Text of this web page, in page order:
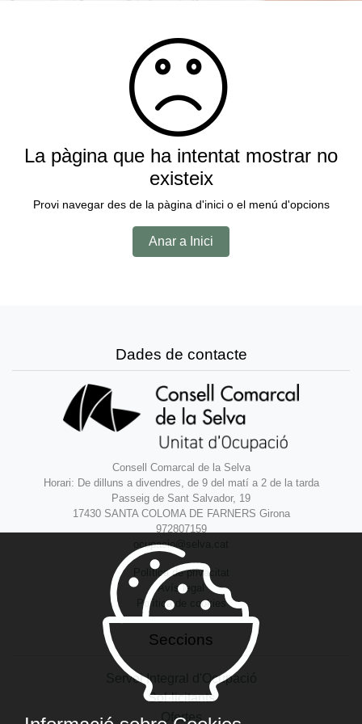
La pàgina que ha intentat mostrar no
existeix
Provi navegar des de la pàgina d'inici o el menú d'opcions
Anar a Inici
Dades de contacte
Consell Comarcal de la Selva
Horari: De dilluns a divendres, de 9 del matí a 2 de la tarda
Passeig de Sant Salvador, 19
17430 SANTA COLOMA DE FARNERS Girona
972807159
ocupacio@selva.cat
Política de privacitat
Avís legal
Política de cookies
Seccions
Servei Integral d'Ocupació
Sol·licitants
Ofertes